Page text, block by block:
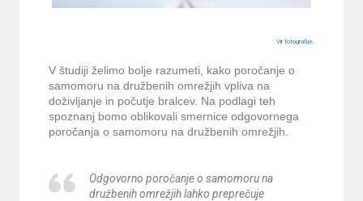
Vir fotografije.
V študiji želimo bolje razumeti, kako poročanje o
samomoru na družbenih omrežjih vpliva na
doživljanje in počutje bralcev. Na podlagi teh
spoznanj bomo oblikovali smernice odgovornega
poročanja o samomoru na družbenih omrežjih.
Odgovorno poročanje o samomoru na
družbenih omrežjih lahko preprečuje